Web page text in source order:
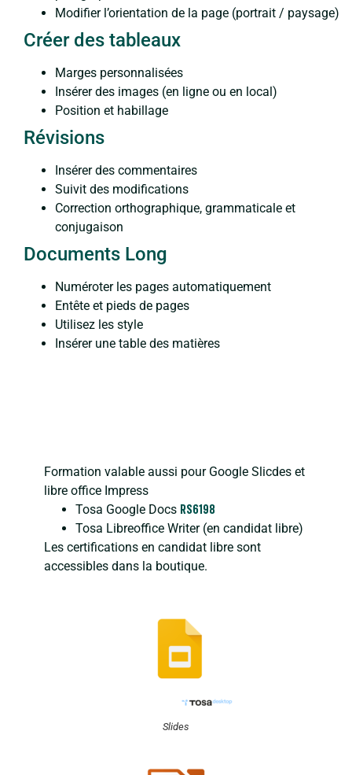
Modifier l’orientation de la page (portrait / paysage)
Créer des tableaux
Marges personnalisées
Insérer des images (en ligne ou en local)
Position et habillage
Révisions
Insérer des commentaires
Suivit des modifications
Correction orthographique, grammaticale et
conjugaison
Documents Long
Numéroter les pages automatiquement
Entête et pieds de pages
Utilisez les style
Insérer une table des matières
Formation valable aussi pour Google Slicdes et
libre office Impress
Tosa Google Docs RS6198
Tosa Libreoffice Writer (en candidat libre)
Les certifications en candidat libre sont
accessibles dans la boutique.
Slides